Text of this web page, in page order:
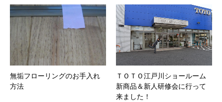
無垢フローリングのお手入れ
方法
ＴＯＴＯ江戸川ショールーム
新商品＆新人研修会に行って
来ました！